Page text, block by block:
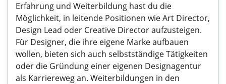
Erfahrung und Weiterbildung hast du die
Möglichkeit, in leitende Positionen wie Art Director,
Design Lead oder Creative Director aufzusteigen.
Für Designer, die ihre eigene Marke aufbauen
wollen, bieten sich auch selbstständige Tätigkeiten
oder die Gründung einer eigenen Designagentur
als Karriereweg an. Weiterbildungen in den